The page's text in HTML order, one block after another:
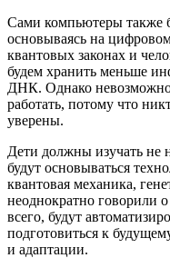
Сами компьютеры также
основываясь на
квантовых законах и
будем хранить меньше
ДНК. Однако невозможно
работать, потому что
уверены.
Дети должны изучать не
будут основываться
квантовая механика,
неоднократно говорили
всего, будут
подготовиться к
и адаптации.